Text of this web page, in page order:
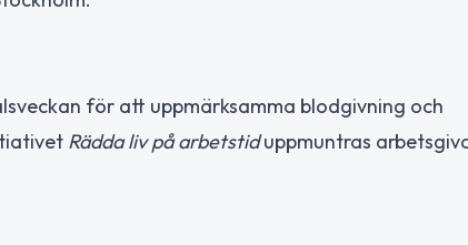
för att uppmärksamma blodgivning och
Rädda liv på arbetstiduppmuntras